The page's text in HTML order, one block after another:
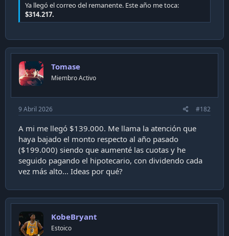
Ya llegó el correo del remanente. Este año me toca:
$314.217.
Tomase
Miembro Activo
9 Abril 2026 #182
A mi me llegó $139.000. Me llama la atención que
haya bajado el monto respecto al año pasado
($199.000) siendo que aumenté las cuotas y he
seguido pagando el hipotecario, con dividendo cada
vez más alto... Ideas por qué?
KobeBryant
Estoico